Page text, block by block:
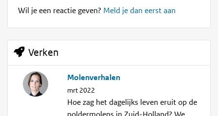
Wil je een reactie geven? Meld je dan eerst aan
Verken
Molenverhalen
mrt 2022
Hoe zag het dagelijks leven eruit op de